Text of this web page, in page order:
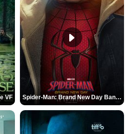
VF Spider-Man: Brand New Day Bande-annonce (3) VO STFR